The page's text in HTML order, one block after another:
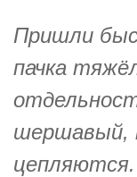
Пришли
пачка
шершавый,
цепляются.